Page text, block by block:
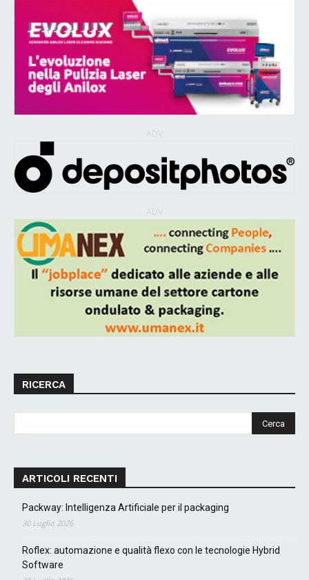
RICERCA
ARTICOLI RECENTI
Packway: Intelligenza Artificiale per il packaging
30 Luglio 2026
Roflex: automazione e qualità flexo con le tecnologie Hybrid
Software